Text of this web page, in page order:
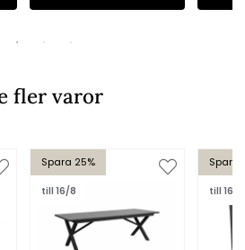
fler varor
Spara 25%
till 16/8
Spara
till 16/8